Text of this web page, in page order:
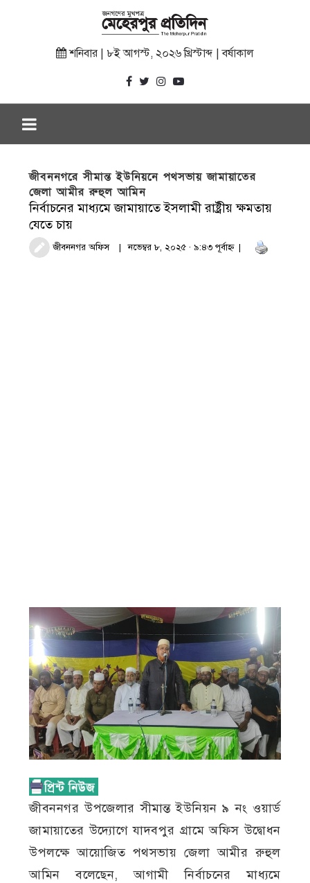
শনিবার | ৮ই আগস্ট, ২০২৬ খ্রিস্টাব্দ | বর্ষাকাল
জীবননগরে সীমান্ত ইউনিয়নে পথসভায় জামায়াতের
জেলা আমীর রুহুল আমিন
নির্বাচনের মাধ্যমে জামায়াতে ইসলামী রাষ্ট্রীয় ক্ষমতায়
যেতে চায়
জীবননগর অফিস নভেম্বর ৮, ২০২৫ · ৯:৪৩ পূর্বাহ্ণ
জীবননগর উপজেলার সীমান্ত ইউনিয়ন ৯ নং ওয়ার্ড
জামায়াতের উদ্যোগে যাদবপুর গ্রামে অফিস উদ্বোধন
উপলক্ষে আয়োজিত পথসভায় জেলা আমীর রুহুল
আমিন বলেছেন, আগামী নির্বাচনের মাধ্যমে